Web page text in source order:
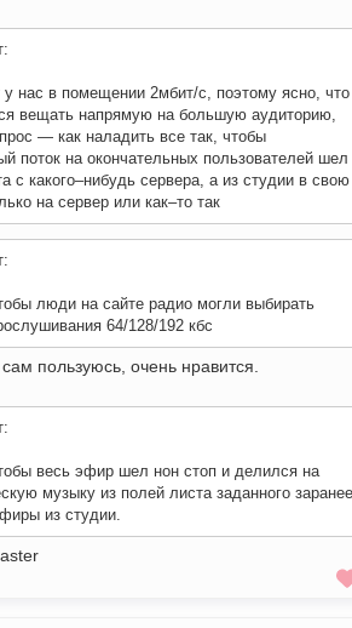
у нас в помещении 2мбит/с, поэтому ясно, что
вещать напрямую на большую аудиторию,
— как наладить все так, чтобы
поток на окончательных пользователей шел
с какого–нибудь сервера, а из студии в свою
на сервер или как–то так
люди на сайте радио могли выбирать
64/128/192 кбс
пользуюсь, очень нравится.
весь эфир шел нон стоп и делился на
музыку из полей листа заданного заранее
из студии.